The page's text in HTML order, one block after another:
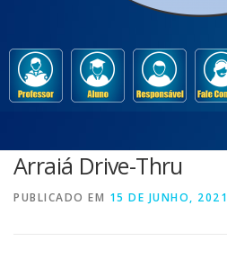
Arraiá Drive-Thru
PUBLICADO EM 15 DE JUNHO, 2021